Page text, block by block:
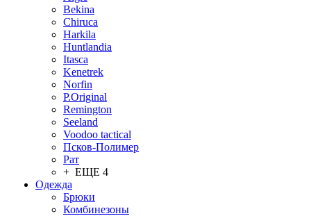
Bekina
Chiruсa
Harkila
Huntlandia
Itasca
Kenetrek
Norfin
P.Original
Remington
Seeland
Voodoo tactical
Псков-Полимер
Рат
+ ЕЩЕ 4
Одежда
Брюки
Комбинезоны